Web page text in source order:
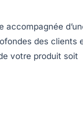
accompagnée
des clients
votre produit soit